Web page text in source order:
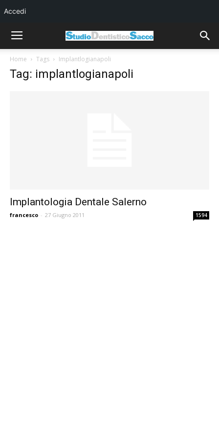
Home Tags Implantlogianapoli
Tag: implantlogianapoli
Implantologia Dentale Salerno
francesco - 27 Giugno 2011 1594
Accedi